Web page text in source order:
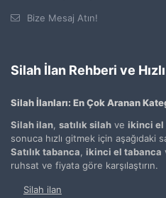
Bize Mesaj Atın!
Silah İlan Rehberi ve
Silah İlanları: En Çok Aranan
Silah ilan satılık silah ve ikinci el
sonuca hızlı gitmek için aşağıdaki
Satılık tabanca ikinci el tabanca
ruhsat ve fiyata göre karşılaştırın.
Silah ilan